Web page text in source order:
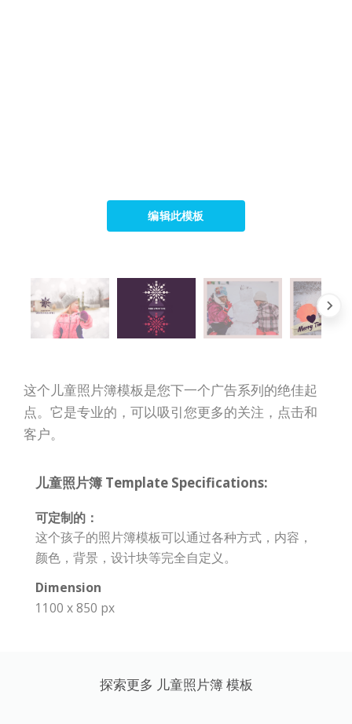
编辑此模板
这个儿童照片簿模板是您下一个广告系列的绝佳起
点。它是专业的，可以吸引您更多的关注，点击和
客户。
儿童照片簿 Template Specifications:
可定制的：
这个孩子的照片簿模板可以通过各种方式，内容，
颜色，背景，设计块等完全自定义。
Dimension
1100 x 850 px
探索更多 儿童照片簿 模板